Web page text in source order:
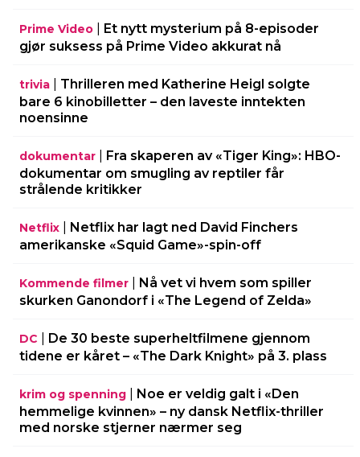
Prime Video
Et nytt mysterium på 8-episoder
gjør suksess på Prime Video akkurat nå
trivia
Thrilleren med Katherine Heigl solgte
bare 6 kinobilletter – den laveste inntekten
noensinne
dokumentar
Fra skaperen av «Tiger King»: HBO-
dokumentar om smugling av reptiler får
strålende kritikker
Netflix
Netflix har lagt ned David Finchers
amerikanske «Squid Game»-spin-off
Kommende filmer
Nå vet vi hvem som spiller
skurken Ganondorf i «The Legend of Zelda»
DC
De 30 beste superheltfilmene gjennom
tidene er kåret – «The Dark Knight» på 3. plass
krim og spenning
Noe er veldig galt i «Den
hemmelige kvinnen» – ny dansk Netflix-thriller
med norske stjerner nærmer seg